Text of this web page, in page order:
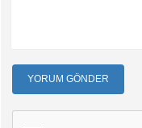
YORUM GÖNDER